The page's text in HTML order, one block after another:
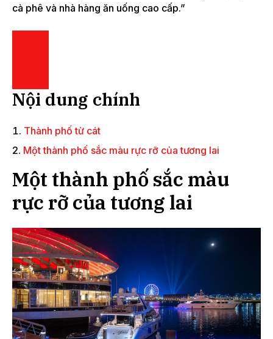
cà phê và nhà hàng ăn uống cao cấp.”
Nội dung chính
Thành phố từ cát
Một thành phố sắc màu rực rỡ của tương lai
Một thành phố sắc màu
rực rỡ của tương lai